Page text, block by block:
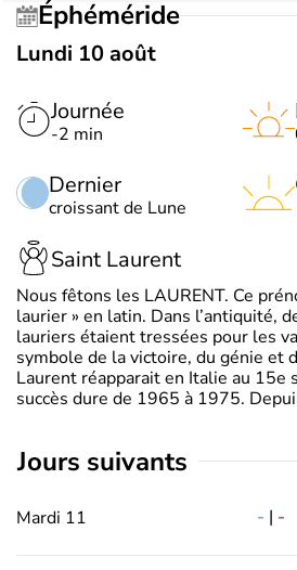
Éphéméride
Lundi 10 août
Journée
-2 min
Dernier
croissant de Lune
Saint Laurent
Nous fêtons les LAURENT. Ce
laurier » en latin. Dans l’antiquité,
lauriers étaient tressées pour les
symbole de la victoire, du génie et
Laurent réapparait en Italie au 15e
succès dure de 1965 à 1975.
jours suivants
Mardi 11 - | -